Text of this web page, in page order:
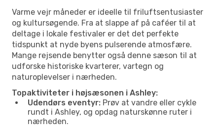
Varme vejr måneder er ideelle til friluftsentusiaster
og kultursøgende. Fra at slappe af på caféer til at
deltage i lokale festivaler er det det perfekte
tidspunkt at nyde byens pulserende atmosfære.
Mange rejsende benytter også denne sæson til at
udforske historiske kvarterer, vartegn og
naturoplevelser i nærheden.
Topaktiviteter i højsæsonen i Ashley:
Udendørs eventyr: Prøv at vandre eller cykle
rundt i Ashley, og opdag naturskønne ruter i
nærheden.